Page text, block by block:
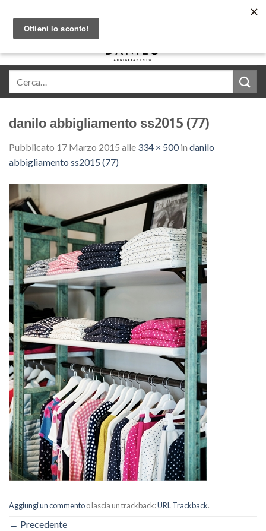
content
danilo abbigliamento ss2015 (77)
Pubblicato 17 Marzo 2015 alle 334 × 500in danilo
abbigliamento ss2015 (77)
Aggiungi un commentoo lascia un trackback:URL Trackback.
← Precedente